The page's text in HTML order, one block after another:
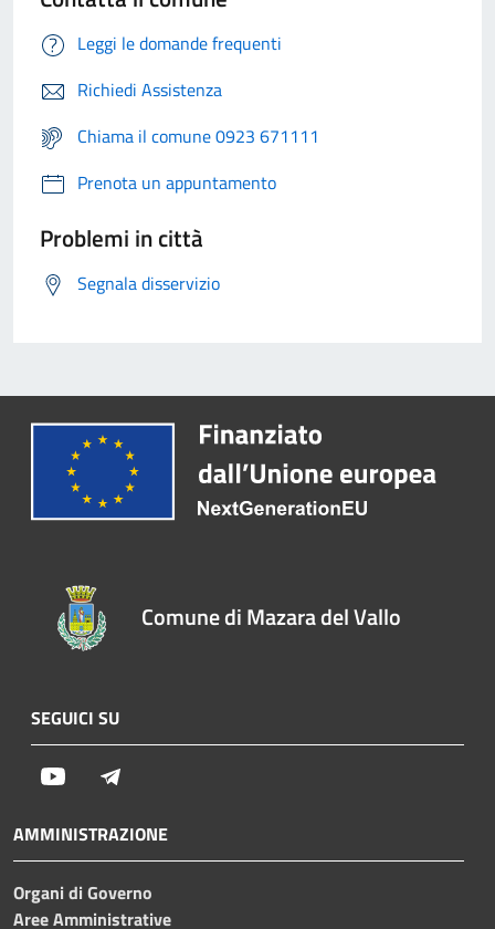
Leggi le domande frequenti
Richiedi Assistenza
Chiama il comune 0923 671111
Prenota un appuntamento
Problemi in città
Segnala disservizio
Comune di Mazara del Vallo
SEGUICI SU
Youtube
AMMINISTRAZIONE
Organi di Governo
Aree Amministrative